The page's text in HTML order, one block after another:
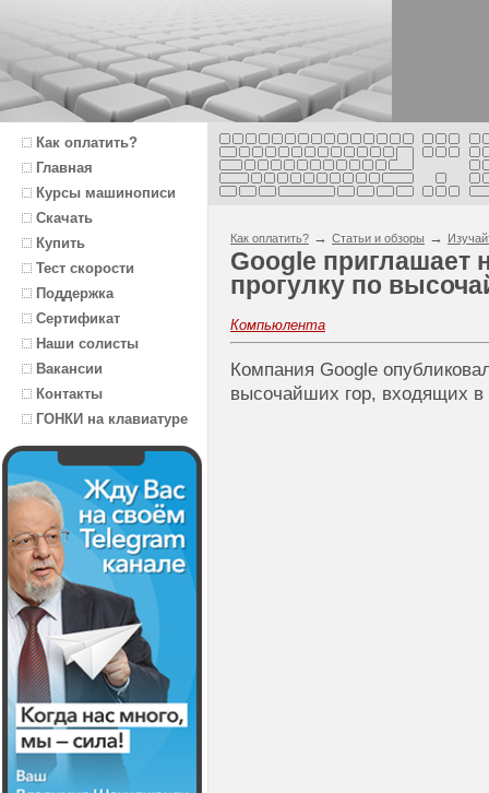
Как оплатить?
Главная
Курсы машинописи
Скачать
Купить
Тест скорости
Поддержка
Сертификат
Наши солисты
Вакансии
Контакты
ГОНКИ на клавиатуре
Как оплатить? → Статьи и обзоры →
Google приглашает
прогулку по
Компьюлента
Компания Google
высочайших гор, входящих